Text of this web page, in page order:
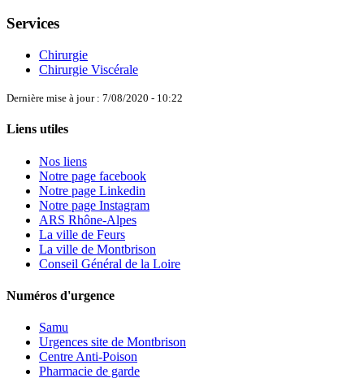
Services
Chirurgie
Chirurgie Viscérale
Dernière mise à jour : 7/08/2020 - 10:22
Liens utiles
Nos liens
Notre page facebook
Notre page Linkedin
Notre page Instagram
ARS Rhône-Alpes
La ville de Feurs
La ville de Montbrison
Conseil Général de la Loire
Numéros d'urgence
Samu
Urgences site de Montbrison
Centre Anti-Poison
Pharmacie de garde